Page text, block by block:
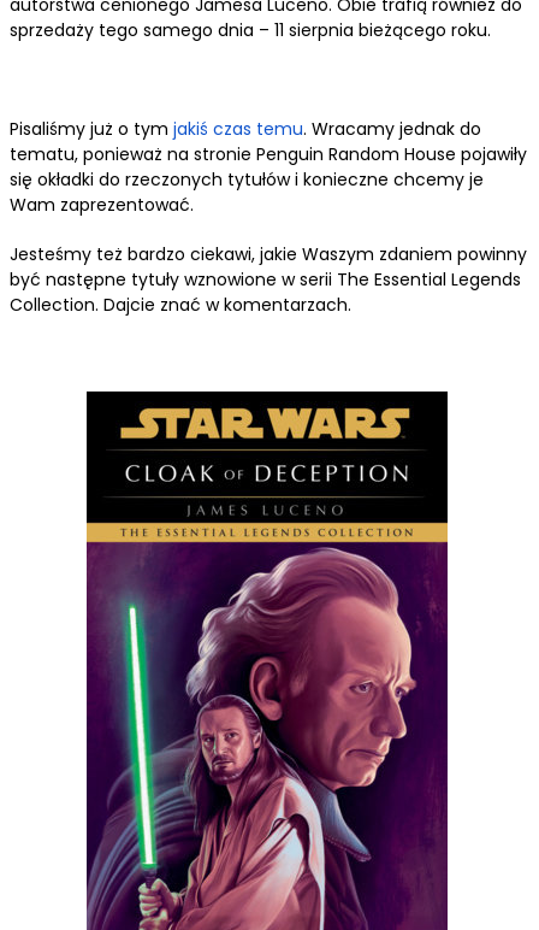
sprzedaży tego samego dnia – 11 sierpnia bieżącego roku.
Pisaliśmy już o tym jakiś czas temu. Wracamy jednak do
tematu, ponieważ na stronie Penguin Random House pojawiły
się okładki do rzeczonych tytułów i konieczne chcemy je
Wam zaprezentować.
Jesteśmy też bardzo ciekawi, jakie Waszym zdaniem powinny
być następne tytuły wznowione w serii The Essential Legends
Collection. Dajcie znać w komentarzach.